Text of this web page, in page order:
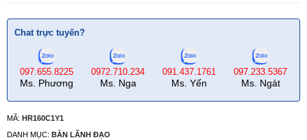
Chat trực tuyến?
097.655.8225
Ms. Phương
0972.710.234
Ms. Nga
091.437.1761
Ms. Yến
097.233.5367
Ms. Ngát
MÃ: HR160C1Y1
DANH MỤC: BÀN LÃNH ĐẠO